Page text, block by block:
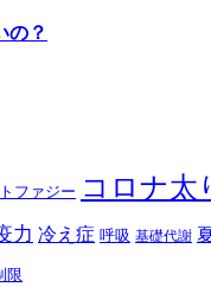
の？
ファジー コロナ太
力 冷え症 呼吸 基礎代謝
限